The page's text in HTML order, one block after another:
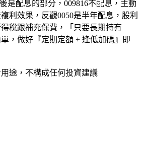
是配息的部分，009816不配息，主動
利效果，反觀0050是半年配息，股利
稅跟補充保費，「只要長期持有
，做好『定期定額 + 逢低加碼』即
途，不構成任何投資建議